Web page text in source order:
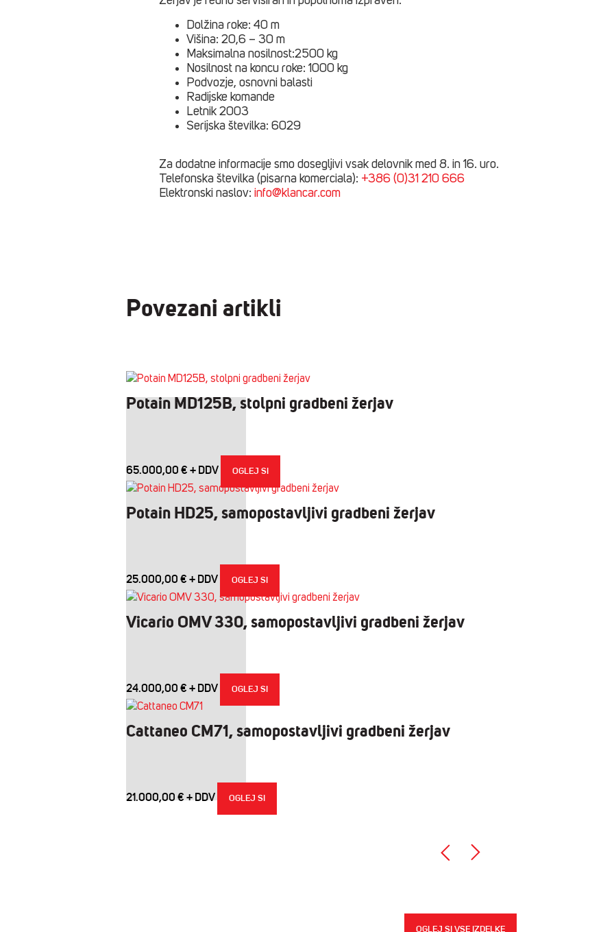
Dolžina roke: 40 m
Višina: 20,6 – 30 m
Maksimalna nosilnost:2500 kg
Nosilnost na koncu roke: 1000 kg
Podvozje, osnovni balasti
Radijske komande
Letnik 2003
Serijska številka: 6029
Za dodatne informacije smo dosegljivi vsak delovnik med 8. in 16. uro.
Telefonska številka (pisarna komerciala): +386 (0)31 210 666
Elektronski naslov: info@klancar.com
Povezani artikli
Potain MD125B, stolpni gradbeni žerjav
65.000,00 € OGLEJ SI
Potain HD25, samopostavljivi gradbeni žerjav
25.000,00 € OGLEJ SI
Vicario OMV 330, samopostavljivi gradbeni žerjav
24.000,00 € OGLEJ SI
Cattaneo CM71, samopostavljivi gradbeni žerjav
21.000,00€ OGLEJ SI
OGLEJ SI VSE IZDELKE